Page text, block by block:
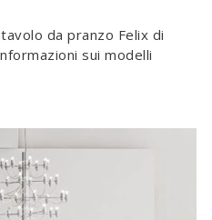
da pranzo Felix di
sui modelli